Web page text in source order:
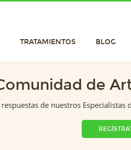
TRATAMIENTOS BLOG
de
de nuestros